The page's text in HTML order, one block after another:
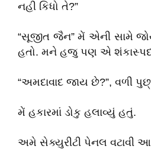
નહી કિધો તે?”
“સૂજીત જૈન” મેં એની સામે
હતો. મને હજુ પણ એ શંકાસ્પદ
“અમદાવાદ જાય છે?”, વળી
મેં હકારમાં ડોકુ હલાવ્યું હતું.
અમે સેક્યુરીટી પેનલ વટાવી